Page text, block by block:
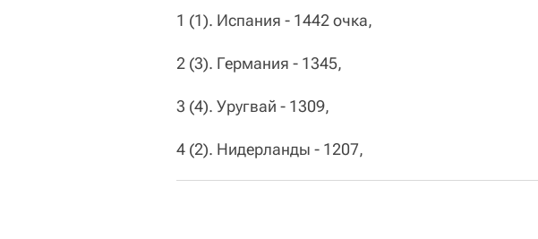
1 (1). Испания - 1442 очка,
2 (3). Германия - 1345,
3 (4). Уругвай - 1309,
4 (2). Нидерланды - 1207,